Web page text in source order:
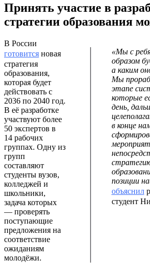
Принять участие в
стратегии образования
В России
готовится новая
стратегия
образования,
которая будет
действовать с
2036 по 2040 год.
В её разработке
участвуют более
50 экспертов в
14 рабочих
группах. Одну из
групп
составляют
студенты вузов,
колледжей и
школьники,
задача которых
— проверять
поступающие
предложения на
соответствие
ожиданиям
молодёжи.
«Мы с
образом
а каким
Мы
этапе
которые
день,
в конце
позиции
объяснил
студент